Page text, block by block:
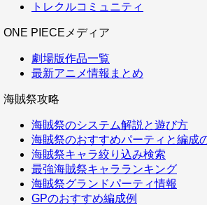
トレクルコミュニティ
ONE PIECEメディア
劇場版作品一覧
最新アニメ情報まとめ
海賊祭攻略
海賊祭のシステム解説と遊び方
海賊祭のおすすめパーティと編成
海賊祭キャラ絞り込み検索
最強海賊祭キャラランキング
海賊祭グランドパーティ情報
GPのおすすめ編成例